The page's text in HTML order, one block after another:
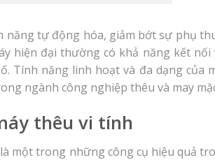
năng tự động hóa, giảm bớt sự phụ
hiện đại thường có khả năng kết nối
Tính năng linh hoạt và đa dạng của
ngành công nghiệp thêu và may
thêu vi tính
một trong những công cụ hiệu quả